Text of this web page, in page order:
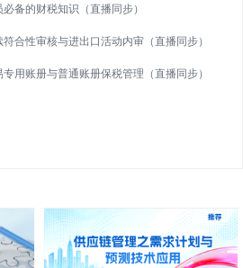
备的财税知识（直播同步）
合性审核与进出口活动内审（直播同步）
用账册与普通账册保税管理（直播同步）